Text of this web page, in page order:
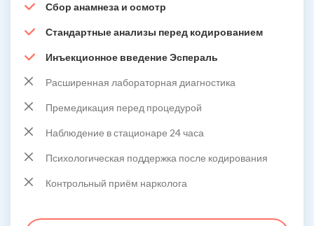
Сбор анамнеза и осмотр
Стандартные анализы перед кодированием
Инъекционное введение Эспераль
Расширенная лабораторная диагностика
Премедикация перед процедурой
Наблюдение в стационаре 24 часа
Психологическая поддержка после кодирования
Контрольный приём нарколога